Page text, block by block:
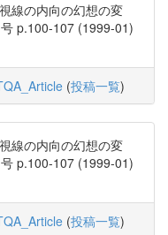
線の内向の幻想の変
p.100-107 (1999-01)
(投稿一覧)
線の内向の幻想の変
p.100-107 (1999-01)
(投稿一覧)